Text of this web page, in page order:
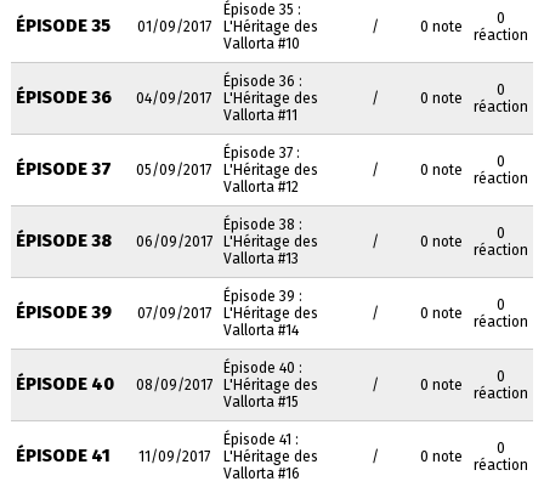
ÉPISODE 35 01/09/2017
Épisode 35 :
L'Héritage des
Vallorta #10
/ 0 note
0
réaction
ÉPISODE 36 04/09/2017
Épisode 36 :
L'Héritage des
Vallorta #11
/ 0 note
0
réaction
ÉPISODE 37 05/09/2017
Épisode 37 :
L'Héritage des
Vallorta #12
/ 0 note
0
réaction
ÉPISODE 38 06/09/2017
Épisode 38 :
L'Héritage des
Vallorta #13
/ 0 note
0
réaction
ÉPISODE 39 07/09/2017
Épisode 39 :
L'Héritage des
Vallorta #14
/ 0 note
0
réaction
ÉPISODE 40 08/09/2017
Épisode 40 :
L'Héritage des
Vallorta #15
/ 0 note
0
réaction
ÉPISODE 41 11/09/2017
Épisode 41 :
L'Héritage des
Vallorta #16
/ 0 note
0
réaction